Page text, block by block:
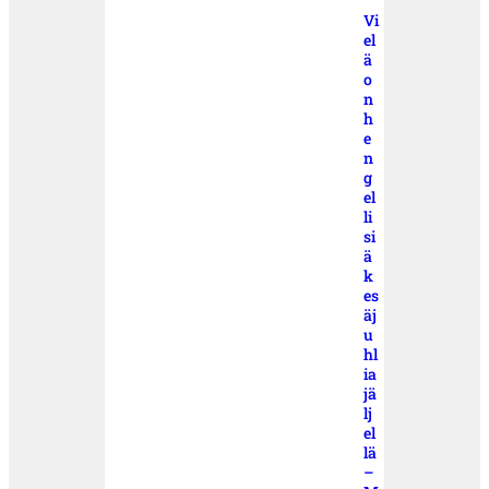
Vi
el
ä
o
n
h
e
n
g
el
li
si
ä
k
es
äj
u
hl
ia
jä
lj
el
lä
–